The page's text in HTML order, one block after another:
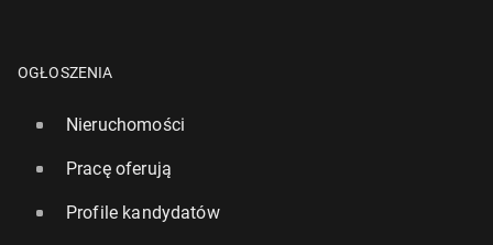
OGŁOSZENIA
Nieruchomości
Pracę oferują
Profile kandydatów